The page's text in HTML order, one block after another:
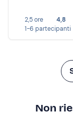
2,5 ore
4,8
1-6 partecipanti
Non